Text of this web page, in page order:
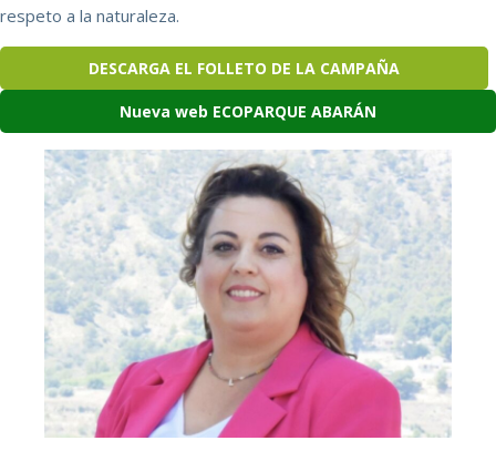
respeto a la naturaleza.
DESCARGA EL FOLLETO DE LA CAMPAÑA
Nueva web ECOPARQUE ABARÁN